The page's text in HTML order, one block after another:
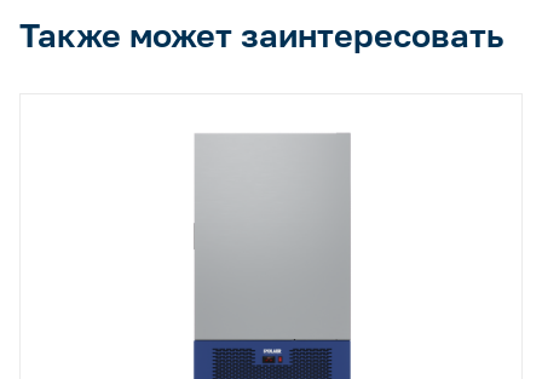
Также может заинтересовать